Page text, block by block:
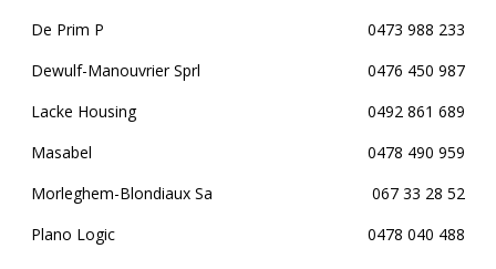
De Prim P
0473 988 233
Dewulf-Manouvrier Sprl
0476 450 987
Lacke Housing
0492 861 689
Masabel
0478 490 959
Morleghem-Blondiaux Sa
067 33 28 52
Plano Logic
0478 040 488